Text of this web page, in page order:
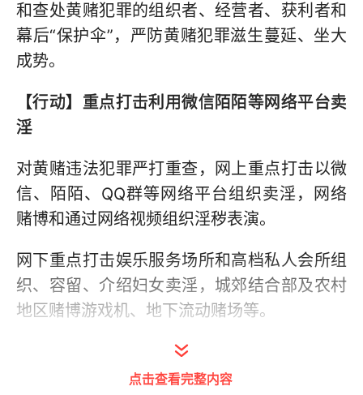
和查处黄赌犯罪的组织者、经营者、获利者和
幕后“保护伞”，严防黄赌犯罪滋生蔓延、坐大
成势。
【行动】重点打击利用微信陌陌等网络平台卖
淫
对黄赌违法犯罪严打重查，网上重点打击以微
信、陌陌、QQ群等网络平台组织卖淫，网络
赌博和通过网络视频组织淫秽表演。
网下重点打击娱乐服务场所和高档私人会所组
织、容留、介绍妇女卖淫，城郊结合部及农村
地区赌博游戏机、地下流动赌场等。
对辖区娱乐场所、服务行业、重点部位开展全
面清查，特别是宾馆酒店、洗浴按摩、歌舞娱
点击查看完整内容